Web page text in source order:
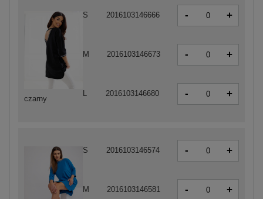
czarny
S 2016103146666 - +
M 2016103146673 - +
L 2016103146680 - +
S 2016103146574 - +
M 2016103146581 - +